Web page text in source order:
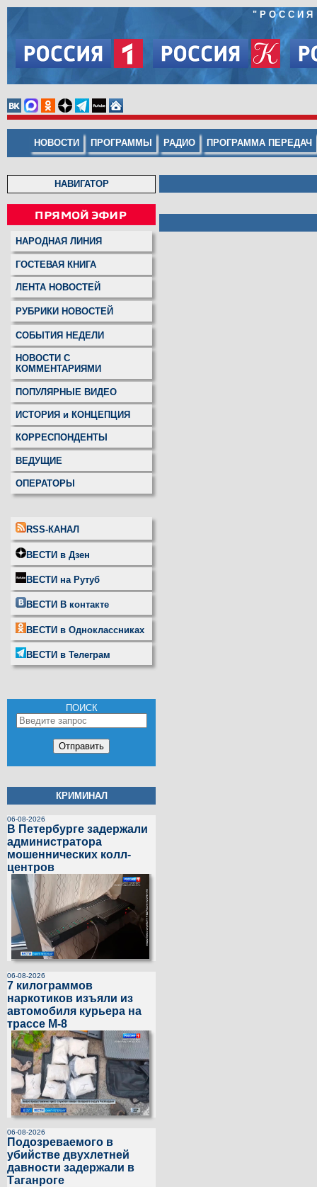
"
НОВОСТИ ПРОГРАММЫ РАДИО ПРОГРАММА ПЕРЕДАЧ
НАВИГАТОР
НАРОДНАЯ ЛИНИЯ
ГОСТЕВАЯ КНИГА
ЛЕНТА НОВОСТЕЙ
РУБРИКИ НОВОСТЕЙ
СОБЫТИЯ НЕДЕЛИ
НОВОСТИ С
КОММЕНТАРИЯМИ
ПОПУЛЯРНЫЕ ВИДЕО
ИСТОРИЯ и КОНЦЕПЦИЯ
КОРРЕСПОНДЕНТЫ
ВЕДУЩИЕ
ОПЕРАТОРЫ
RSS-КАНАЛ
ВЕСТИ в Дзен
ВЕСТИ на Рутуб
ВЕСТИ В контакте
ВЕСТИ в Одноклассниках
ВЕСТИ в Телеграм
ПОИСК
КРИМИНАЛ
06-08-2026
В Петербурге задержали
администратора
мошеннических колл-
центров
06-08-2026
7 килограммов
наркотиков изъяли из
автомобиля курьера на
трассе М-8
06-08-2026
Подозреваемого в
убийстве двухлетней
давности задержали в
Таганроге